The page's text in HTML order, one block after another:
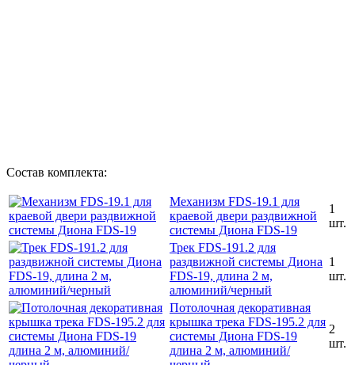
Состав комплекта:
Механизм FDS-19.1 для
краевой двери раздвижной
системы Диона FDS-19
1
шт.
Трек FDS-191.2 для
раздвижной системы Диона
FDS-19, длина 2 м,
алюминий/черный
1
шт.
Потолочная декоративная
крышка трека FDS-195.2 для
системы Диона FDS-19
длина 2 м, алюминий/
2
шт.